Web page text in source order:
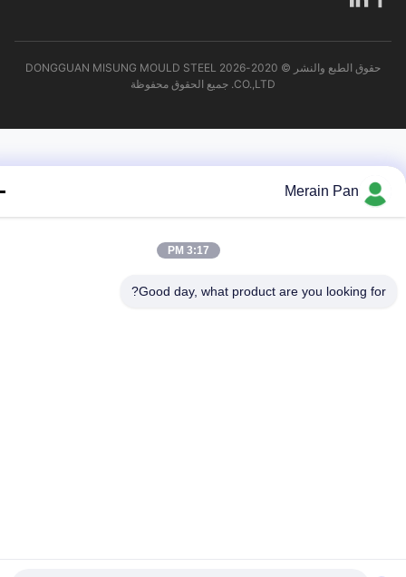
حقوق الطبع والنشر © 2020-2026 DONGGUAN MISUNG MOULD STEEL
CO.,LTD. جميع الحقوق محفوظة
Merain Pan
3:17 PM
Good day, what product are you looking